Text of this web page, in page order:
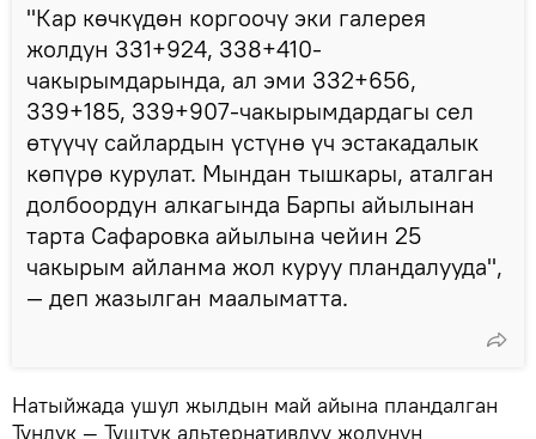
"Кар көчкүдөн коргоочу эки галерея
жолдун 331+924, 338+410-
чакырымдарында, ал эми 332+656,
339+185, 339+907-чакырымдардагы сел
өтүүчү сайлардын үстүнө үч эстакадалык
көпүрө курулат. Мындан тышкары, аталган
долбоордун алкагында Барпы айылынан
тарта Сафаровка айылына чейин 25
чакырым айланма жол куруу пландалууда",
— деп жазылган маалыматта.
Натыйжада ушул жылдын май айына пландалган
Түндүк — Түштүк альтернативдүү жолунун